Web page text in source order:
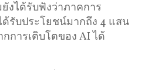
งได้รับฟังว่าภาคการ
รับประโยชน์มากถึง 4 แสน
การเติบโตของ AI ได้